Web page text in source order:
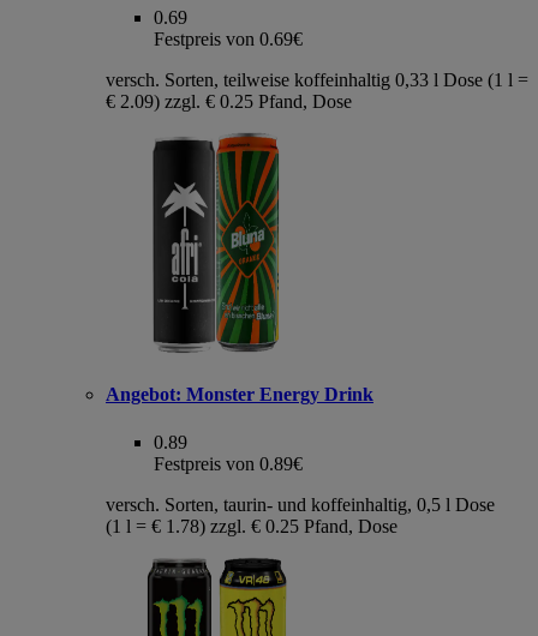
0.69
Festpreis von 0.69€
versch. Sorten, teilweise koffeinhaltig 0,33 l Dose (1 l =
€ 2.09) zzgl. € 0.25 Pfand, Dose
Angebot: Monster Energy Drink
0.89
Festpreis von 0.89€
versch. Sorten, taurin- und koffeinhaltig, 0,5 l Dose
(1 l = € 1.78) zzgl. € 0.25 Pfand, Dose